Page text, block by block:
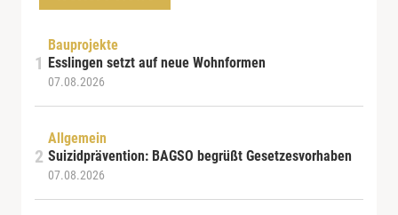
Bauprojekte
Esslingen setzt auf neue Wohnformen
07.08.2026
Allgemein
Suizidprävention: BAGSO begrüßt Gesetzesvorhaben
07.08.2026